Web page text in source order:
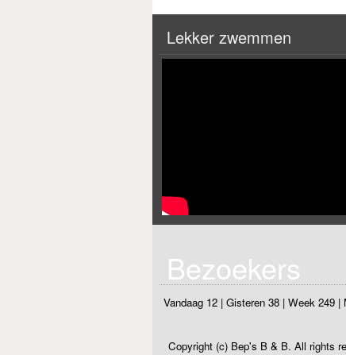
Lekker zwemmen
Bezoekers
Vandaag 12 | Gisteren 38 | Week 249 |
Copyright (c) Bep's B & B. All rights